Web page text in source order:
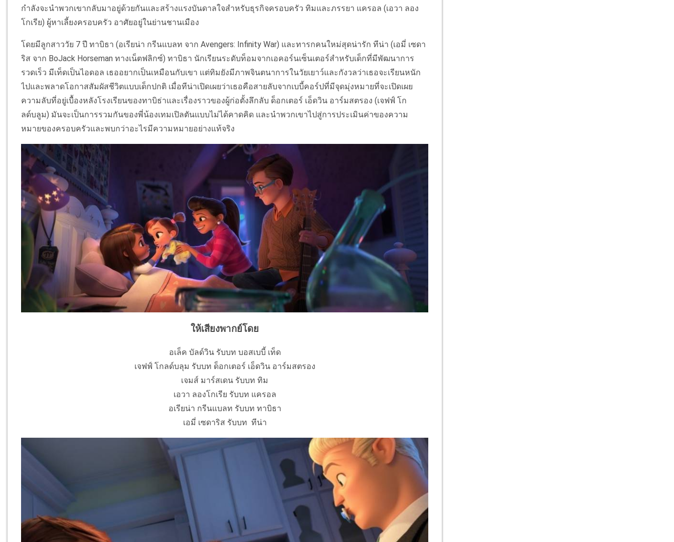
กำลังจะนำพวกเขากลับมาอยู่ด้วยกันและสร้างแรงบันดาลใจสำหรับธุรกิจครอบครัว ทิมและภรรยา แครอล (เอวา ลอง
โกเรีย) ผู้หาเลี้ยงครอบครัว อาศัยอยู่ในย่านชานเมือง
โดยมีลูกสาววัย 7 ปี ทาบิธา (อเรียน่า กรีนแบลท จาก Avengers: Infinity War) และทารกคนใหม่สุดน่ารัก ทีน่า (เอมี่ เซดา
ริส จาก BoJack Horseman ทางเน็ตฟลิกซ์) ทาบิธา นักเรียนระดับท็อมจากเอคอร์นเซ็นเตอร์สำหรับเด็กที่มีพัฒนาการ
รวดเร็ว มีเท็ดเป็นไอดอล เธออยากเป็นเหมือนกับเขา แต่ทิมยังมีภาพจินตนาการในวัยเยาว์และกังวลว่าเธอจะเรียนหนัก
ไปและพลาดโอกาสสัมผัสชีวิตแบบเด็กปกติ เมื่อทีน่าเปิดเผยว่าเธอคือสายลับจากเบบี้คอร์ปที่มีจุดมุ่งหมายที่จะเปิดเผย
ความลับที่อยู่เบื้องหลังโรงเรียนของทาบิธ่าและเรื่องราวของผู้ก่อตั้งลึกลับ ด็อกเตอร์ เอ็ดวิน อาร์มสตรอง (เจฟฟ์ โก
ลด์บลูม) มันจะเป็นการรวมกันของพี่น้องเทมเปิลตันแบบไม่ได้คาดคิด และนำพวกเขาไปสู่การประเมินค่าของความ
หมายของครอบครัวและพบกว่าอะไรมีความหมายอย่างแท้จริง
ให้เสียงพากย์โดย
อเล็ค บัลด์วิน รับบท บอสเบบี้ เท็ด
เจฟฟ์ โกลด์บลุม รับบท ด็อกเตอร์ เอ็ดวิน อาร์มสตรอง
เจมส์ มาร์สเดน รับบท ทิม
เอวา ลองโกเรีย รับบท แครอล
อเรียน่า กรีนแบลท รับบท ทาบิธา
เอมี่ เซดาริส รับบท ทีน่า